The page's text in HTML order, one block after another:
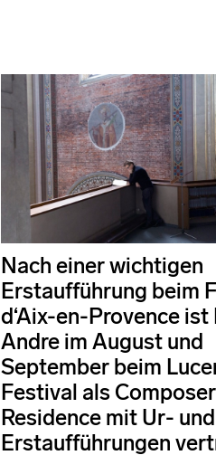
Nach einer wichtigen
Erstaufführung beim
d‘Aix-en-Provence
Andre im August und
September beim
Festival als
Residence mit Ur- und
Erstaufführungen